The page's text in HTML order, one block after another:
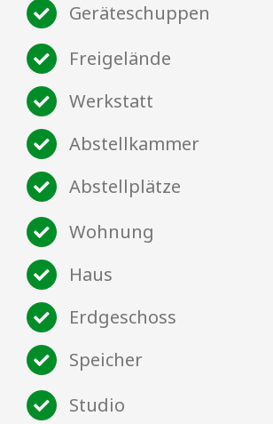
Geräteschuppen
Freigelände
Werkstatt
Abstellkammer
Abstellplätze
Wohnung
Haus
Erdgeschoss
Speicher
Studio